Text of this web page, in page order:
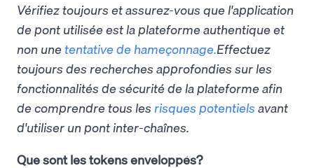
Vérifiez toujours et assurez-vous que l'application
de pont utilisée est la plateforme authentique et
non unetentative de hameçonnage.Effectuez
toujours des recherches approfondies sur les
fonctionnalités de sécurité de la plateforme afin
de comprendre tous les risques potentiels avant
d'utiliser un pont inter-chaînes.
Que sont les tokens enveloppés?